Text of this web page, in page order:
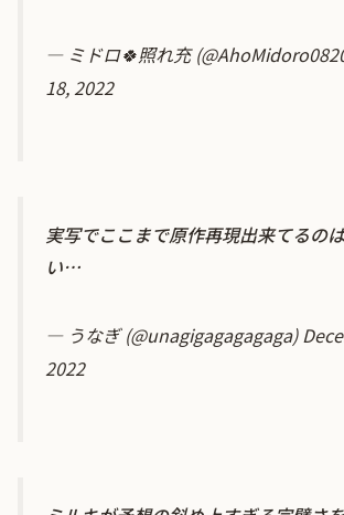
— ミドロ🍀照れ充
18, 2022
実写でここまで原作再現出来てるの
い…
— うなぎ (@unagigagagagaga)
2022